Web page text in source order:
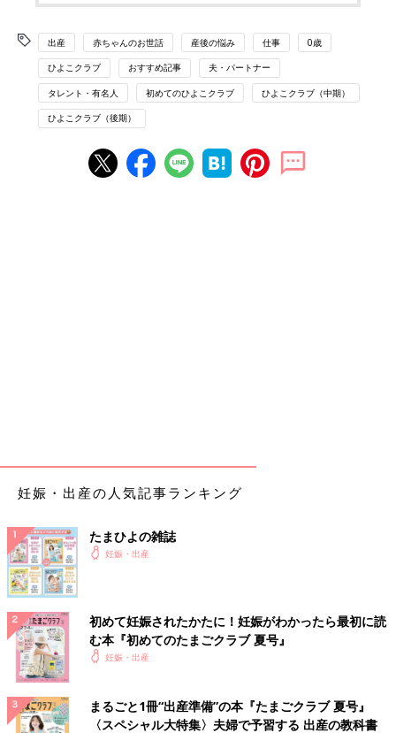
出産 赤ちゃんのお世話 産後の悩み 仕事 0歳
ひよこクラブ おすすめ記事 夫・パートナー
タレント・有名人 初めてのひよこクラブ ひよこクラブ（中期）
ひよこクラブ（後期）
妊娠・出産の人気記事ランキング
たまひよの雑誌
妊娠・出産
初めて妊娠されたかたに！妊娠がわかったら最初に読
む本『初めてのたまごクラブ 夏号』
妊娠・出産
まるごと1冊“出産準備”の本『たまごクラブ 夏号』
〈スペシャル大特集〉夫婦で予習する 出産の教科書